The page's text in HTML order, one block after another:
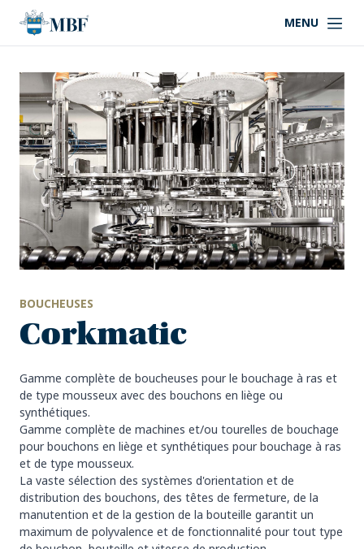
MENU
BOUCHEUSES
Corkmatic
Gamme complète de boucheuses pour le bouchage à ras et
de type mousseux avec des bouchons en liège ou
synthétiques.
Gamme complète de machines et/ou tourelles de bouchage
pour bouchons en liège et synthétiques pour bouchage à ras
et de type mousseux.
La vaste sélection des systèmes d'orientation et de
distribution des bouchons, des têtes de fermeture, de la
manutention et de la gestion de la bouteille garantit un
maximum de polyvalence et de fonctionnalité pour tout type